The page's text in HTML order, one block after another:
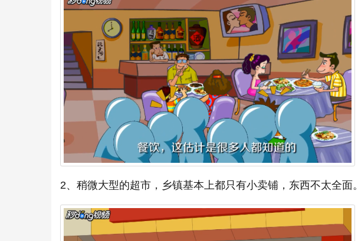
2、稍微大型的超市，乡镇基本上都只有小卖铺，东西不太全面。